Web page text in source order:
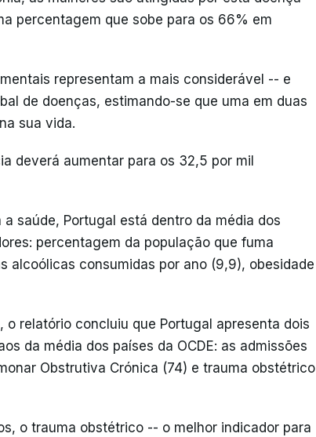
percentagem que sobe para os 66% em
representam a mais considerável -- e
de doenças, estimando-se que uma em duas
sua vida.
deverá aumentar para os 32,5 por mil
saúde, Portugal está dentro da média dos
percentagem da população que fuma
alcoólicas consumidas por ano (9,9), obesidade
o relatório concluiu que Portugal apresenta dois
da média dos países da OCDE: as admissões
Obstrutiva Crónica (74) e trauma obstétrico
o trauma obstétrico -- o melhor indicador para